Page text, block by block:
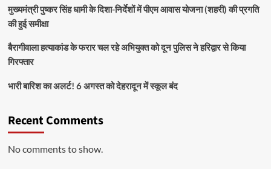
मुख्यमंत्री पुष्कर सिंह धामी के दिशा-निर्देशों में पीएम आवास योजना (शहरी) की प्रगति
की हुई समीक्षा
बैरागीवाला हत्याकांड के फरार चल रहे अभियुक्त को दून पुलिस ने हरिद्वार से किया
गिरफ्तार
भारी बारिश का अलर्ट! 6 अगस्त को देहरादून में स्कूल बंद
Recent Comments
No comments to show.